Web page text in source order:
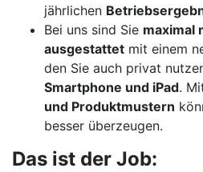
jährlichen
Bei uns sind Sie maximal
ausgestattet mit einem
den Sie auch privat
Smartphone und iPad.
und Produktmustern
besser überzeugen.
Das ist der Job: